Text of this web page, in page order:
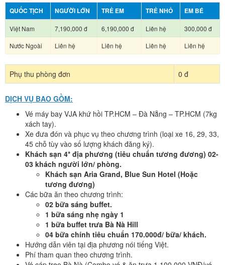
QUỐC TỊCH NGƯỜI LỚN TRẺ EM TRẺ NHỎ EM BÉ
Việt Nam 7,190,000 đ 6,190,000 đ Liên hệ
300,000 đ
Nước Ngoài
Liên hệ Liên hệ Liên hệ Liên hệ
Phụ thu phòng đơn 0 đ
DỊCH VỤ BAO GỒM:
Vé máy bay VJA khứ hồi TP.HCM – Đà Nẵng – TP.HCM (7kg
xách tay).
Xe đưa đón và phục vụ theo chương trình (loại xe 16, 29, 33,
45 chỗ tùy vào số lượng khách đăng ký).
Khách sạn 4* địa phương (tiêu chuẩn tương đương) 02-
03 khách người lớn/ phòng.
Khách sạn Aria Grand, Blue Sun Hotel (Hoặc
tương đương)
Các bữa ăn theo chương trình:
02 bữa sáng buffet.
1 bữa sáng nhẹ ngày 1
1 bữa buffet trưa Bà Nà Hill
04 bữa chính tiêu chuẩn 170.000đ/ bữa/ khách.
Hướng dẫn viên tại địa phương nói tiếng Việt.
Phí tham quan theo chương trình.